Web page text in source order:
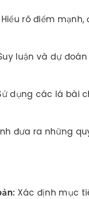
Hiểu rõ điểm
luận và dự
dụng các lá bài
đưa ra những
Xác định mục